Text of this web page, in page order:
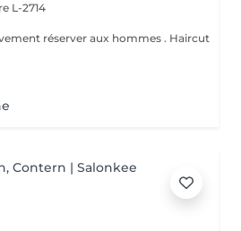
L-2714
réserver aux hommes . Haircut